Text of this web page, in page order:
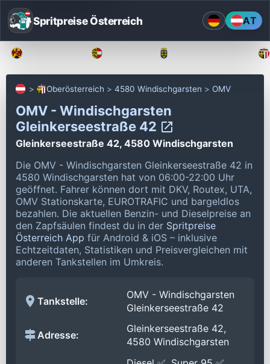
Spritpreise Österreich AT
Oberösterreich 4580 Windischgarsten OMV
OMV - Windischgarsten
Gleinkerseestraße 42
Gleinkerseestraße 42, 4580 Windischgarsten
Die OMV - Windischgarsten Gleinkerseestraße 42 in
4580 Windischgarsten hat von 06:00-22:00 Uhr
geöffnet. Fahrer können dort mit DKV, Routex, UTA,
OMV Stationskarte, EUROTRAFIC und bargeldlos
bezahlen. Die aktuellen Benzin- und Dieselpreise an
den Zapfsäulen findest du in der Spritpreise
Österreich App für Android & iOS – inklusive
Echtzeitdaten, Statistiken und Preisvergleichen mit
anderen Tankstellen im Umkreis.
Tankstelle:
OMV - Windischgarsten
Gleinkerseestraße 42
Adresse:
Gleinkerseestraße 42,
4580 Windischgarsten